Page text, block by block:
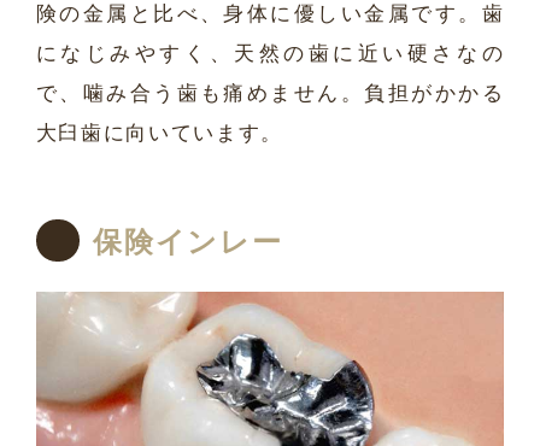
険の金属と比べ、身体に優しい金属です。歯
になじみやすく、天然の歯に近い硬さなの
で、噛み合う歯も痛めません。負担がかかる
大臼歯に向いています。
保険インレー